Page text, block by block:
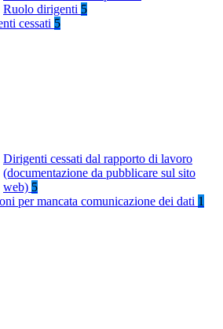
Ruolo dirigenti 5
cessati 5
Dirigenti cessati dal rapporto di lavoro
(documentazione da pubblicare sul sito
web) 5
per mancata comunicazione dei dati 1